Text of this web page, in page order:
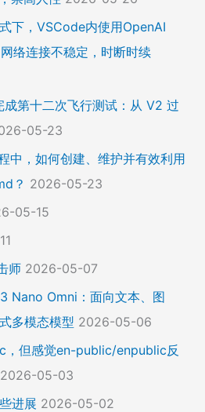
下，VSCode内使用OpenAI
络连接不稳定，时断时续
第十二次飞行测试：从 V2 过
05-23
中，如何创建、维护并有效利用
？ 2026-05-23
05-15
师 2026-05-07
Nano Omni：面向文本、图
多模态模型 2026-05-06
，但感觉en-public/enpublic反
2026-05-03
进展 2026-05-02